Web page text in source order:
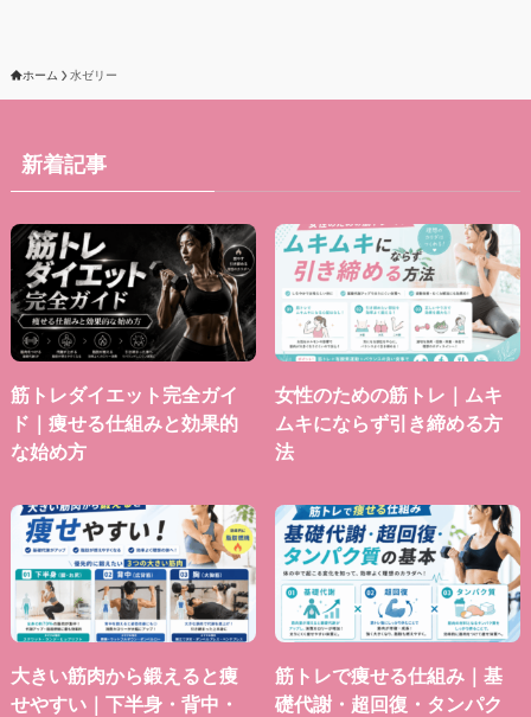
ホーム 水ゼリー
新着記事
筋トレダイエット完全ガイ
ド｜痩せる仕組みと効果的
な始め方
女性のための筋トレ｜ムキ
ムキにならず引き締める方
法
大きい筋肉から鍛えると痩
せやすい｜下半身・背中・
筋トレで痩せる仕組み｜基
礎代謝・超回復・タンパク